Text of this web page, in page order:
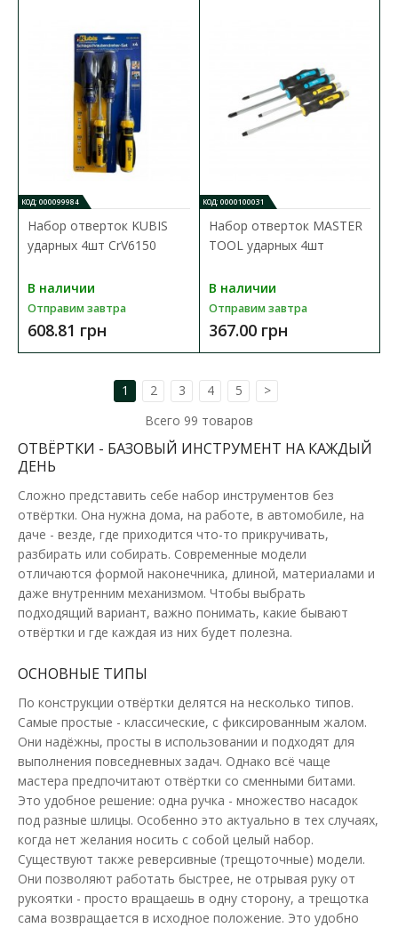
Доступность: В наличии
Диэлектрическая изолированная отвертка с плоским шлицем
YATO YT-282640. Изолированная отвертка сери..
98.13 грн
В КОРЗИНУ
КОД: 000099984
Набор отверток KUBIS
ударных 4шт CrV6150
В наличии
Отправим завтра
608.81 грн
КОД: 0000100031
Набор отверток MASTER
TOOL ударных 4шт
В наличии
Отправим завтра
367.00 грн
1 2 3 4 5
>
Всего 99 товаров
ОТВЁРТКИ - БАЗОВЫЙ ИНСТРУМЕНТ НА КАЖДЫЙ
ДЕНЬ
Сложно представить себе набор инструментов без
отвёртки. Она нужна дома, на работе, в автомобиле, на
даче - везде, где приходится что-то прикручивать,
разбирать или собирать. Современные модели
отличаются формой наконечника, длиной, материалами и
даже внутренним механизмом. Чтобы выбрать
подходящий вариант, важно понимать, какие бывают
отвёртки и где каждая из них будет полезна.
ОСНОВНЫЕ ТИПЫ
По конструкции отвёртки делятся на несколько типов.
Самые простые - классические, с фиксированным жалом.
Они надёжны, просты в использовании и подходят для
выполнения повседневных задач. Однако всё чаще
мастера предпочитают отвёртки со сменными битами.
Это удобное решение: одна ручка - множество насадок
под разные шлицы. Особенно это актуально в тех случаях,
когда нет желания носить с собой целый набор.
Существуют также реверсивные (трещоточные) модели.
Они позволяют работать быстрее, не отрывая руку от
рукоятки - просто вращаешь в одну сторону, а трещотка
сама возвращается в исходное положение. Это удобно